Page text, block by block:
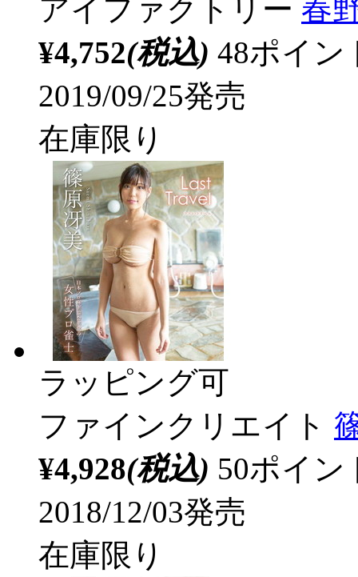
アイファクトリー 春
¥4,752(税込) 48ポイ
2019/09/25発売
在庫限り
ラッピング可
ファインクリエイト
¥4,928(税込) 50ポイ
2018/12/03発売
在庫限り